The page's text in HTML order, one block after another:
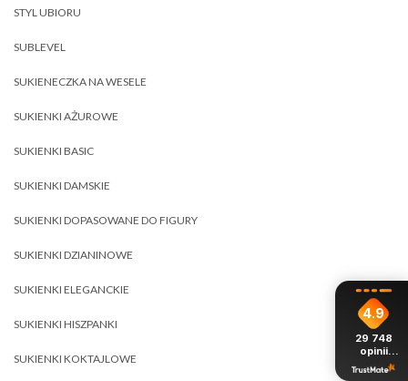
STYL UBIORU
SUBLEVEL
SUKIENECZKA NA WESELE
SUKIENKI AŻUROWE
SUKIENKI BASIC
SUKIENKI DAMSKIE
SUKIENKI DOPASOWANE DO FIGURY
SUKIENKI DZIANINOWE
SUKIENKI ELEGANCKIE
SUKIENKI HISZPANKI
SUKIENKI KOKTAJLOWE
4.9
29 748
opinii
z całego
okresu